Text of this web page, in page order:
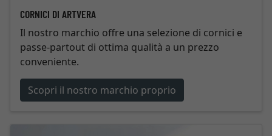
CORNICI DI ARTVERA
Il nostro marchio offre una selezione di cornici e
passe-partout di ottima qualità a un prezzo
conveniente.
Scopri il nostro marchio proprio